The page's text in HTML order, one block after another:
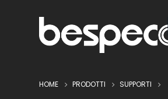
HOME PRODOTTI SUPPORTI